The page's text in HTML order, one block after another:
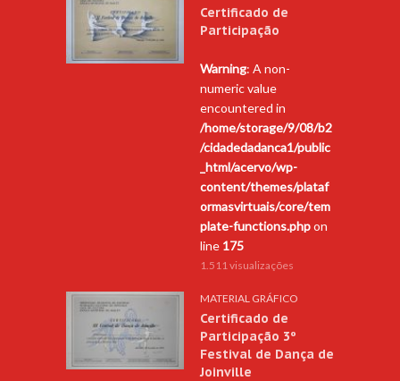
Certificado de
Participação
Warning: A non-
numeric value
encountered in
/home/storage/9/08/b2
/cidadedadanca1/public
_html/acervo/wp-
content/themes/plataf
ormasvirtuais/core/tem
plate-functions.phpon
line 175
1.511 visualizações
MATERIAL GRÁFICO
Certificado de
Participação 3º
Festival de Dança de
Joinville